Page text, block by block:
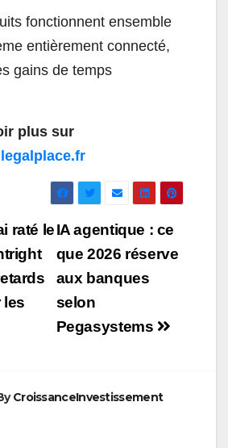
fonctionnent ensemble
entièrement connecté,
gains de temps
plus sur
legalplace.fr
IA agentique : ce
que 2026 réserve
aux banques
selon
Pegasystems
raté le
les
CroissanceInvestissement